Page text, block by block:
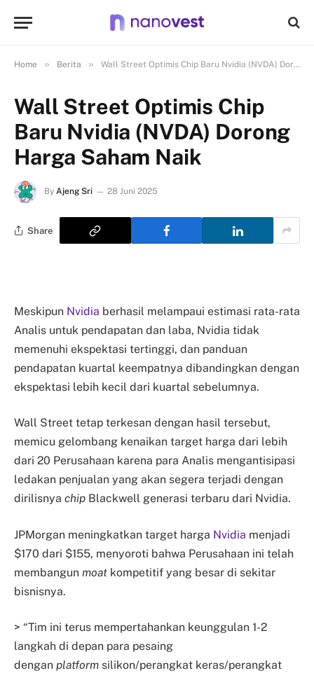
Home » Berita » Wall Street Optimis Chip Baru Nvidia (NVDA) Dorong Harga Saham Naik
Wall Street Optimis Chip
Baru Nvidia (NVDA) Dorong
Harga Saham Naik
By Ajeng Sri 28 Juni 2025
Share
Meskipun Nvidia berhasil melampaui estimasi rata-rata
Analis untuk pendapatan dan laba, Nvidia tidak
memenuhi ekspektasi tertinggi, dan panduan
pendapatan kuartal keempatnya dibandingkan dengan
ekspektasi lebih kecil dari kuartal sebelumnya.
Wall Street tetap terkesan dengan hasil tersebut,
memicu gelombang kenaikan target harga dari lebih
dari 20 Perusahaan karena para Analis mengantisipasi
ledakan penjualan yang akan segera terjadi dengan
dirilisnya chip Blackwell generasi terbaru dari Nvidia.
JPMorgan meningkatkan target harga Nvidia menjadi
$170 dari $155, menyoroti bahwa Perusahaan ini telah
membangun moat kompetitif yang besar di sekitar
bisnisnya.
> “Tim ini terus mempertahankan keunggulan 1-2
langkah di depan para pesaing
dengan platform silikon/perangkat keras/perangkat